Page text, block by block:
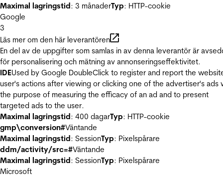
Maximal lagringstid: 3 månaderTyp: HTTP-cookie
Google
3
Läs mer om den här leverantören
En del av de uppgifter som samlas in av denna leverantör är
för personalisering och mätning av annonseringseffektivitet.
IDEUsed by Google DoubleClick to register and report the
user's actions after viewing or clicking one of the advertiser's ads
the purpose of measuring the efficacy of an ad and to present
targeted ads to the user.
Maximal lagringstid: 400 dagarTyp: HTTP-cookie
gmp\conversion#Väntande
Maximal lagringstid: SessionTyp: Pixelspårare
ddm/activity/src=#Väntande
Maximal lagringstid: SessionTyp: Pixelspårare
Microsoft